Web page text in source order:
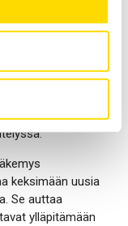
johtamiseen. Sitä
tuo joustavuutta
työtehoon. Nämä
keksimään uusia
Se auttaa
ylläpitämään